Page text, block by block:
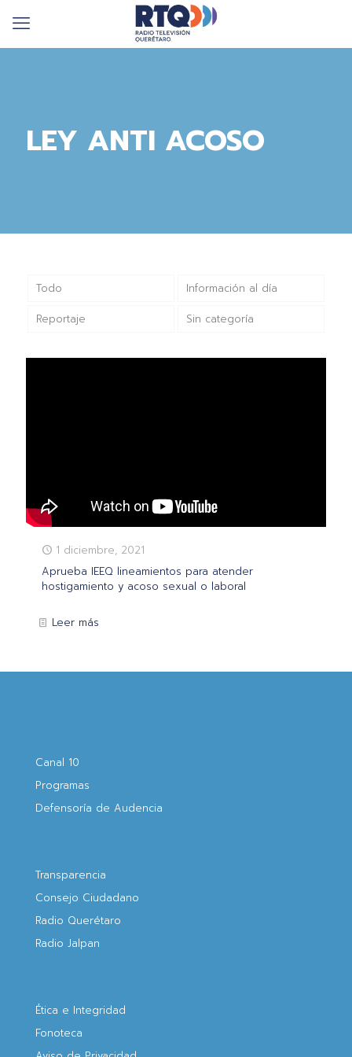
LEY ANTI ACOSO
Todo Información al día
Reportaje Sin categoría
1 diciembre, 2021
Aprueba IEEQ lineamientos para atender
hostigamiento y acoso sexual o laboral
Leer más
Canal 10
Programas
Defensoría de Audencia
Transparencia
Consejo Ciudadano
Radio Querétaro
Radio Jalpan
Ética e Integridad
Fonoteca